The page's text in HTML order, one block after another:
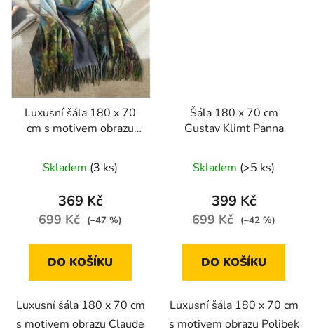
Luxusní šála 180 x 70
cm s motivem obrazu
Skladem (3 ks)
369 Kč
699 Kč (–47 %)
DO KOŠÍKU
Luxusní šála 180 x 70 cm
s motivem obrazu Claude
Šála 180 x 70 cm
Gustav Klimt Panna
Skladem (>5 ks)
399 Kč
699 Kč (–42 %)
DO KOŠÍKU
Luxusní šála 180 x 70 cm
s motivem obrazu Polibek